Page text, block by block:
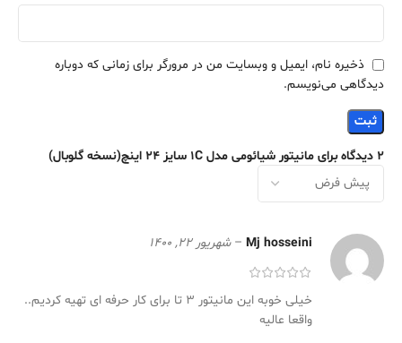
2 دیدگاه برای مانیتور شیائومی مدل 1C سایز 24 اینچ(نسخه گلوبال)
Mj hosseini
– شهریور 22, 1400
خیلی خوبه این مانیتور ۳ تا برای کار حرفه ای تهیه کردیم..
واقعا عالیه
ذخیره نام، ایمیل و وبسایت من در مرورگر برای زمانی که دوباره
دیدگاهی می‌نویسم.